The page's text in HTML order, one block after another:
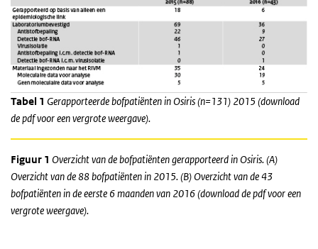
Tabel 1 Gerapporteerde bofpatiënten in Osiris (n=131) 2015 (download
de pdf voor een vergrote weergave).
Figuur 1 Overzicht van de bofpatiënten gerapporteerd in Osiris. (A)
Overzicht van de 88 bofpatiënten in 2015. (B) Overzicht van de 43
bofpatiënten in de eerste 6 maanden van 2016 (download de pdf voor een
vergrote weergave).